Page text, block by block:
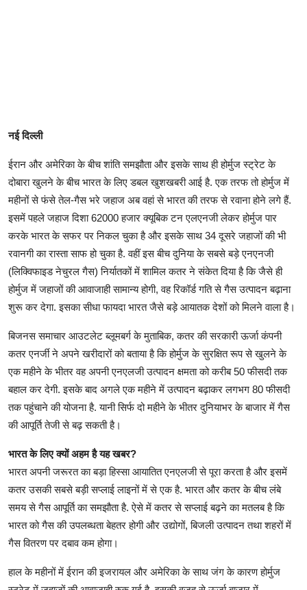
नई दिल्ली
ईरान और अमेरिका के बीच शांति समझौता और इसके साथ ही होर्मुज स्ट्रेट के
दोबारा खुलने के बीच भारत के लिए डबल खुशखबरी आई है. एक तरफ तो होर्मुज में
महीनों से फंसे तेल-गैस भरे जहाज अब वहां से भारत की तरफ से रवाना होने लगे हैं.
इसमें पहले जहाज दिशा 62000 हजार क्यूबिक टन एलएनजी लेकर होर्मुज पार
करके भारत के सफर पर निकल चुका है और इसके साथ 34 दूसरे जहाजों की भी
रवानगी का रास्ता साफ हो चुका है. वहीं इस बीच दुनिया के सबसे बड़े एनएनजी
(लिक्विफाइड नेचुरल गैस) निर्यातकों में शामिल कतर ने संकेत दिया है कि जैसे ही
होर्मुज में जहाजों की आवाजाही सामान्य होगी, वह रिकॉर्ड गति से गैस उत्पादन बढ़ाना
शुरू कर देगा. इसका सीधा फायदा भारत जैसे बड़े आयातक देशों को मिलने वाला है।
बिजनस समाचार आउटलेट ब्लूमबर्ग के मुताबिक, कतर की सरकारी ऊर्जा कंपनी
कतर एनर्जी ने अपने खरीदारों को बताया है कि होर्मुज के सुरक्षित रूप से खुलने के
एक महीने के भीतर वह अपनी एनएलजी उत्पादन क्षमता को करीब 50 फीसदी तक
बहाल कर देगी. इसके बाद अगले एक महीने में उत्पादन बढ़ाकर लगभग 80 फीसदी
तक पहुंचाने की योजना है. यानी सिर्फ दो महीने के भीतर दुनियाभर के बाजार में गैस
की आपूर्ति तेजी से बढ़ सकती है।
भारत के लिए क्यों अहम है यह खबर?
भारत अपनी जरूरत का बड़ा हिस्सा आयातित एनएलजी से पूरा करता है और इसमें
कतर उसकी सबसे बड़ी सप्लाई लाइनों में से एक है. भारत और कतर के बीच लंबे
समय से गैस आपूर्ति का समझौता है. ऐसे में कतर से सप्लाई बढ़ने का मतलब है कि
भारत को गैस की उपलब्धता बेहतर होगी और उद्योगों, बिजली उत्पादन तथा शहरों में
गैस वितरण पर दबाव कम होगा।
हाल के महीनों में ईरान की इजरायल और अमेरिका के साथ जंग के कारण होर्मुज